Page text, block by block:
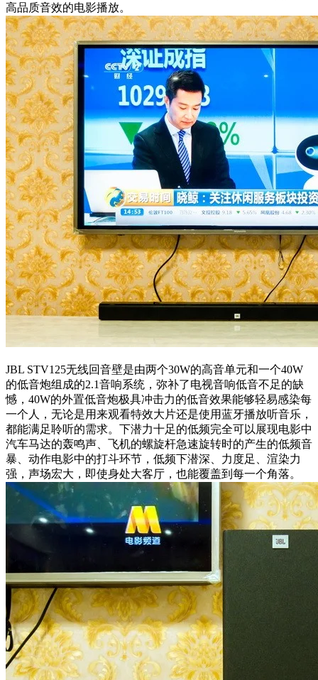
高品质音效的电影播放。
JBL STV125无线回音壁是由两个30W的高音单元和一个40W
的低音炮组成的2.1音响系统，弥补了电视音响低音不足的缺
憾，40W的外置低音炮极具冲击力的低音效果能够轻易感染每
一个人，无论是用来观看特效大片还是使用蓝牙播放听音乐，
都能满足聆听的需求。下潜力十足的低频完全可以展现电影中
汽车马达的轰鸣声、飞机的螺旋杆急速旋转时的产生的低频音
暴、动作电影中的打斗环节，低频下潜深、力度足、渲染力
强，声场宏大，即使身处大客厅，也能覆盖到每一个角落。